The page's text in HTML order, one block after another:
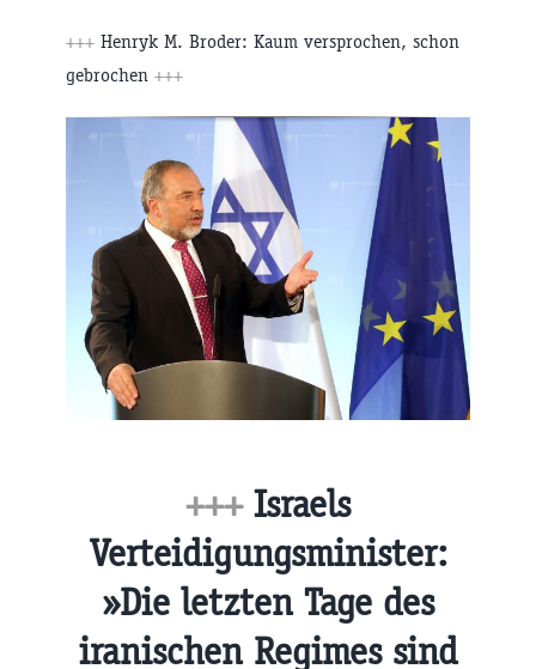
+++ Henryk M. Broder: Kaum versprochen, schon
gebrochen +++
+++ Israels
Verteidigungsminister:
»Die letzten Tage des
iranischen Regimes sind